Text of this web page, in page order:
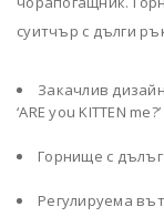
суитчър с дълги
Закачлив
‘ARE you KITTEN me?’
Горнище с
Регулируема